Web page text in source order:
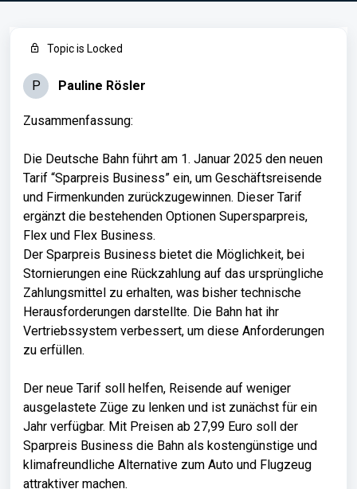
Topic is Locked
P Pauline Rösler
Zusammenfassung:
Die Deutsche Bahn führt am 1. Januar 2025 den neuen
Tarif “Sparpreis Business” ein, um Geschäftsreisende
und Firmenkunden zurückzugewinnen. Dieser Tarif
ergänzt die bestehenden Optionen Supersparpreis,
Flex und Flex Business.
Der Sparpreis Business bietet die Möglichkeit, bei
Stornierungen eine Rückzahlung auf das ursprüngliche
Zahlungsmittel zu erhalten, was bisher technische
Herausforderungen darstellte. Die Bahn hat ihr
Vertriebssystem verbessert, um diese Anforderungen
zu erfüllen.
Der neue Tarif soll helfen, Reisende auf weniger
ausgelastete Züge zu lenken und ist zunächst für ein
Jahr verfügbar. Mit Preisen ab 27,99 Euro soll der
Sparpreis Business die Bahn als kostengünstige und
klimafreundliche Alternative zum Auto und Flugzeug
attraktiver machen.